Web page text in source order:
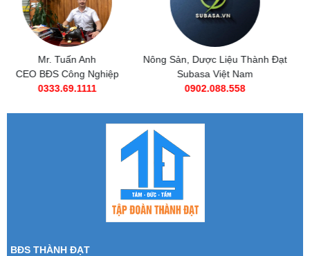
Nông Sản, Dược Liệu Thành Đạt
Subasa Việt Nam
0902.088.558
Subasa Việt Nam
Chuỗi đồ ăn nhanh Subasa
0985 269 685
BĐS THÀNH ĐẠT